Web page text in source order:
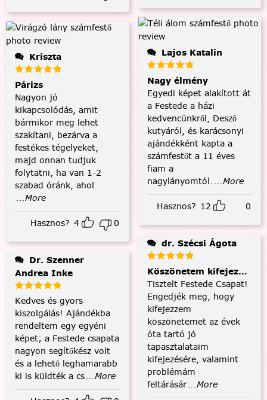
Kriszta
Párizs
Nagyon jó
kikapcsolódás, amit
bármikor meg lehet
szakítani, bezárva a
festékes tégelyeket,
majd onnan tudjuk
folytatni, ha van 1-2
szabad óránk, ahol
...More
Hasznos? 4 0
Andrea Inke
Kedves és gyors
kiszolgálás! Ajándékba
rendeltem egy egyéni
képet; a Festede csapata
nagyon segítőkész volt
és a lehető leghamarabb
ki is küldték a cs...More
Lajos Katalin
Nagy élmény
Egyedi képet alakított át
a Festede a házi
kedvencünkről, Desző
kutyáról, és karácsonyi
ajándékként kapta a
számfestőt a 11 éves
fiam a
nagylányomtól. ...More
Hasznos? 12 0
dr. Szécsi Ágota
Köszönetem kifejezése
Tisztelt Festede Csapat!
Engedjék meg, hogy
kifejezzem
köszönetemet az évek
óta tartó jó
tapasztalataim
kifejezésére, valamint
problémám
feltárásár...More